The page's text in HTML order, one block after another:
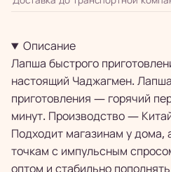
Описание
Лапша быстрого
настоящий Чаджагмен.
приготовления — горячий
минут. Производство —
Подходит магазинам у дома,
точкам с импульсным
оптом и стабильно